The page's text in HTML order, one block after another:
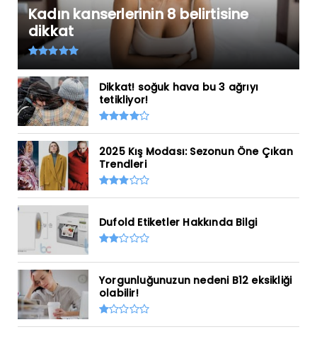
Kadın kanserlerinin 8 belirtisine
dikkat
Dikkat! soğuk hava bu 3 ağrıyı
tetikliyor!
2025 Kış Modası: Sezonun Öne Çıkan
Trendleri
Dufold Etiketler Hakkında Bilgi
Yorgunluğunuzun nedeni B12 eksikliği
olabilir!